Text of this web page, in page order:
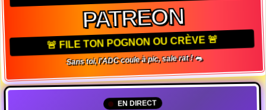
PATREON
🚨 FILE TON POGNON OU CRÈVE 🚨
Sans toi, l'ADC coule à pic, sale rat ! 🐀
EN DIRECT